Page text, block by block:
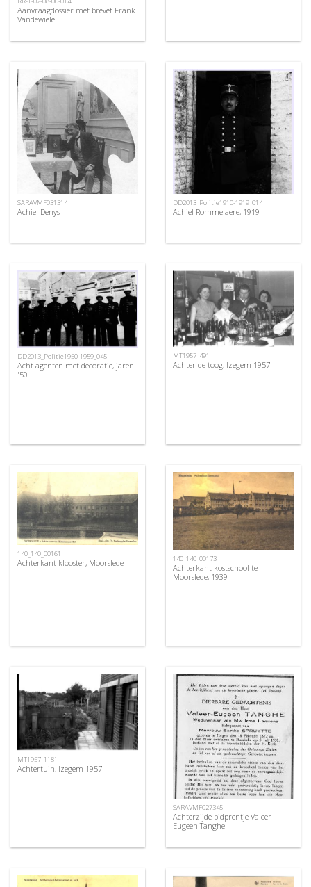
Aanvraagdossier met brevet Frank
Vandewiele
SARAVMF031314
Achiel Denys
DD2013_Politie1910-1919_014
Achiel Rommelaere, 1919
DD2013_Politie1950-1959_045
Acht agenten met decoratie, jaren
'50
MT1957_491
Achter de toog, Izegem 1957
140_140_00161
Achterkant klooster, Moorslede 140_140_00173
Achterkant kostschool te
Moorslede, 1939
MT1957_1181
Achtertuin, Izegem 1957
SARAVMF027345
Achterzijde bidprentje Valeer
Eugeen Tanghe